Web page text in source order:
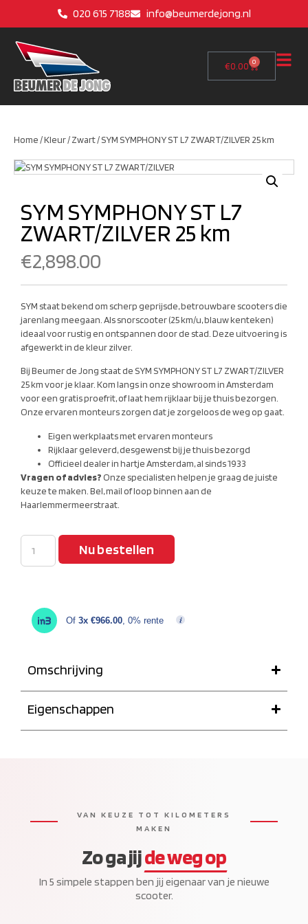
020 615 7188 info@beumerdejong.nl
€0.00 0
Home /Kleur/Zwart/ SYM SYMPHONY ST L7 ZWART/ZILVER 25 km
SYM SYMPHONY ST L7
ZWART/ZILVER 25 km
€2,898.00
SYM staat bekend om scherp geprijsde, betrouwbare scooters die
jarenlang meegaan. Als snorscooter (25 km/u, blauw kenteken)
ideaal voor rustig en ontspannen door de stad. Deze uitvoering is
afgewerkt in de kleur zilver.
Bij Beumer de Jong staat de SYM SYMPHONY ST L7 ZWART/ZILVER
25 km voor je klaar. Kom langs in onze showroom in Amsterdam
voor een gratis proefrit, of laat hem rijklaar bij je thuis bezorgen.
Onze ervaren monteurs zorgen dat je zorgeloos de weg op gaat.
Eigen werkplaats met ervaren monteurs
Rijklaar geleverd, desgewenst bij je thuis bezorgd
Officieel dealer in hartje Amsterdam, al sinds 1933
Vragen of advies?Onze specialisten helpen je graag de juiste
keuze te maken. Bel, mail of loop binnen aan de
Haarlemmermeerstraat.
Nu bestellen
Of 3x €966.00, 0% rente
Omschrijving
Eigenschappen
VAN KEUZE TOT KILOMETERS
MAKEN
Zo ga jijde weg op
In 5 simpele stappen ben jij eigenaar van je nieuwe
scooter.